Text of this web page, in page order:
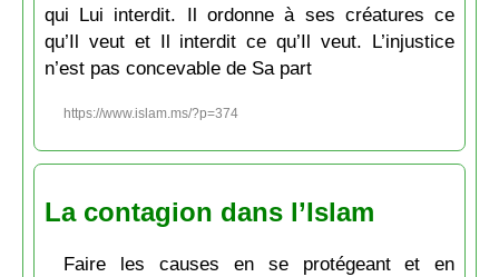
qui Lui interdit. Il ordonne à ses créatures ce
qu’Il veut et Il interdit ce qu’Il veut. L’injustice
n’est pas concevable de Sa part
https://www.islam.ms/?p=374
La contagion dans l’Islam
Faire les causes en se protégeant et en